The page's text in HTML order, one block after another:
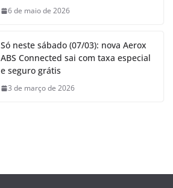
6 de maio de 2026
Só neste sábado (07/03): nova Aerox
ABS Connected sai com taxa especial
e seguro grátis
3 de março de 2026